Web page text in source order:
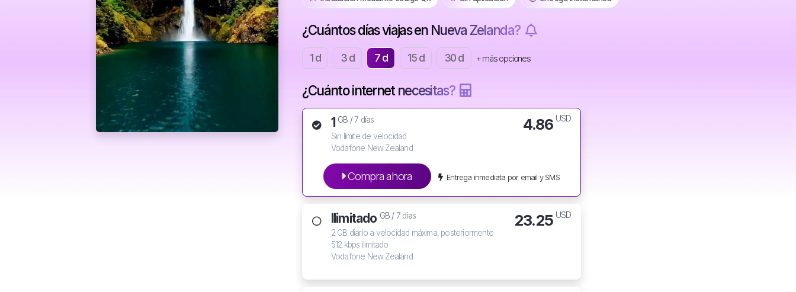
¿Cuántos días viajas en Nueva Zelanda?
1 d 3 d 7 d 15 d 30 d + más opciones
¿Cuánto internet necesitas?
1 GB /7 días
Sin límite de velocidad
Vodafone New Zealand
4.86 USD
Compra ahora Entrega inmediata por email y SMS
Ilimitado GB / 7 días
2 GB diario a velocidad máxima, posteriormente
512 kbps ilimitado
Vodafone New Zealand
23.25 USD